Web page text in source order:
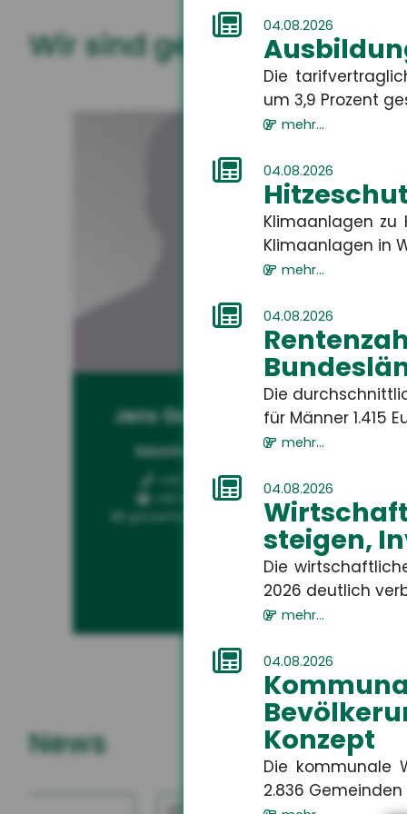
04.08.2026
Die
um 3,9 Prozent
mehr...
04.08.2026
Klimaanlagen zu
Klimaanlagen in
mehr...
04.08.2026
Die
für Männer 1.415
mehr...
04.08.2026
steigen,
Die
2026 deutlich
mehr...
04.08.2026
Konzept
Die kommunale
2.836
Wir sind gerne für Sie da
Jens Geßenhardt
Geschäftsführer
+49 3671 6743-0
+49 3671 6743-22
gessenhardt[at]hsh24.de
News